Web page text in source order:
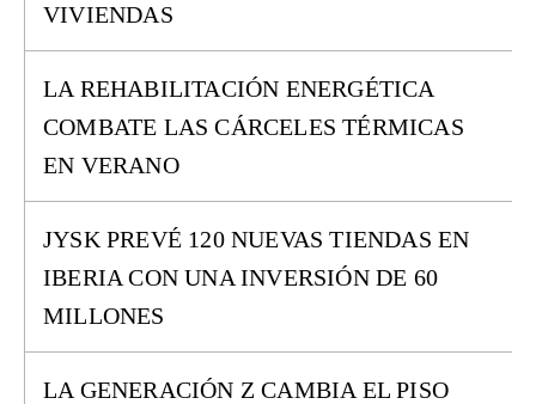
VIVIENDAS
LA REHABILITACIÓN ENERGÉTICA
COMBATE LAS CÁRCELES TÉRMICAS
EN VERANO
JYSK PREVÉ 120 NUEVAS TIENDAS EN
IBERIA CON UNA INVERSIÓN DE 60
MILLONES
LA GENERACIÓN Z CAMBIA EL PISO